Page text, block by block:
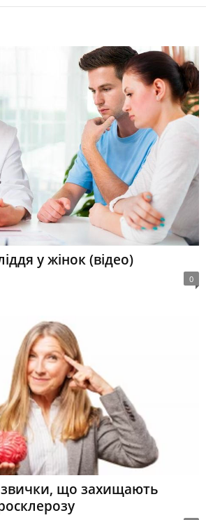
у жінок (відео)
0
звички, що захищають